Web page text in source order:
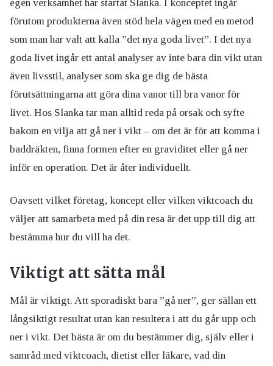
förutom produkterna även stöd hela vägen med en metod
som man har valt att kalla ”det nya goda livet”. I det nya
goda livet ingår ett antal analyser av inte bara din vikt utan
även livsstil, analyser som ska ge dig de bästa
förutsättningarna att göra dina vanor till bra vanor för
livet. Hos Slanka tar man alltid reda på orsak och syfte
bakom en vilja att gå ner i vikt – om det är för att komma i
baddräkten, finna formen efter en graviditet eller gå ner
inför en operation. Det är åter individuellt.
Oavsett vilket företag, koncept eller vilken viktcoach du
väljer att samarbeta med på din resa är det upp till dig att
bestämma hur du vill ha det.
Viktigt att sätta mål
Mål är viktigt. Att sporadiskt bara ”gå ner”, ger sällan ett
långsiktigt resultat utan kan resultera i att du går upp och
ner i vikt. Det bästa är om du bestämmer dig, själv eller i
samråd med viktcoach, dietist eller läkare, vad din